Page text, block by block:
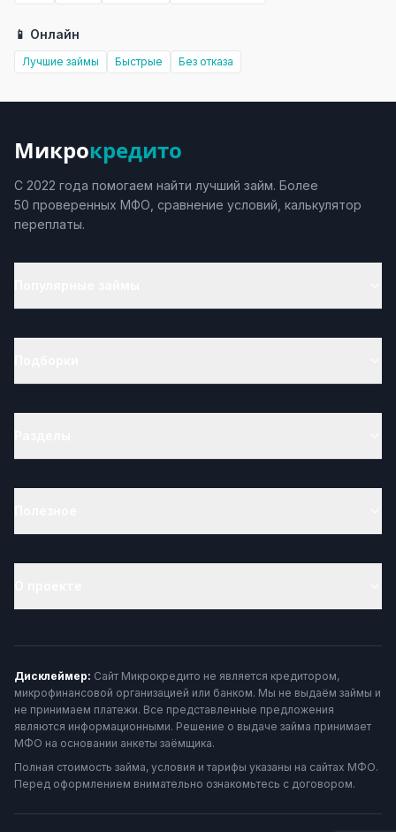
📱 Онлайн
Лучшие займы Быстрые Без отказа
Микрокредито
С 2022 года помогаем найти лучший займ. Более
50 проверенных МФО, сравнение условий, калькулятор
переплаты.
Дисклеймер: Сайт Микрокредито не является кредитором,
микрофинансовой организацией или банком. Мы не выдаём займы и
не принимаем платежи. Все представленные предложения
являются информационными. Решение о выдаче займа принимает
МФО на основании анкеты заёмщика.
Полная стоимость займа, условия и тарифы указаны на сайтах МФО.
Перед оформлением внимательно ознакомьтесь с договором.